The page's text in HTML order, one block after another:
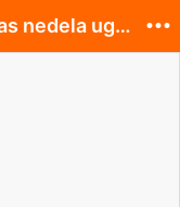
dabaszinatnu un matematikas nedela ugale